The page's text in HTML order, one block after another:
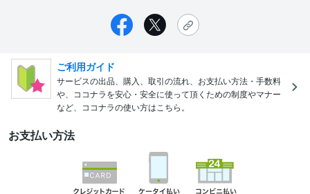
ご利用ガイド
サービスの出品、購入、取引の流れ、お支払い方法・手数料
や、ココナラを安心・安全に使って頂くための制度やマナー
など、ココナラの使い方はこちら。
お支払い方法